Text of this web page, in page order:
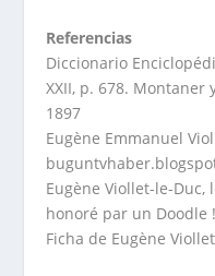
Referencias
Diccionario
XXII, p. 678. Montaner
1897
Eugène Emmanuel
Eugène Viollet-le-
honoré par un Doodle
Ficha de Eugène